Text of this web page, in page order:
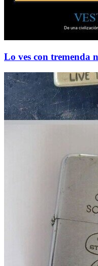
Lo ves con tremenda